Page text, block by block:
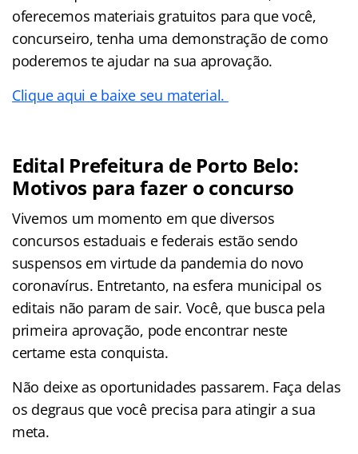
oferecemos materiais gratuitos para que você,
concurseiro, tenha uma demonstração de como
poderemos te ajudar na sua aprovação.
Clique aqui e baixe seu material.
Edital Prefeitura de Porto Belo:
Motivos para fazer o concurso
Vivemos um momento em que diversos
concursos estaduais e federais estão sendo
suspensos em virtude da pandemia do novo
coronavírus. Entretanto, na esfera municipal os
editais não param de sair. Você, que busca pela
primeira aprovação, pode encontrar neste
certame esta conquista.
Não deixe as oportunidades passarem. Faça delas
os degraus que você precisa para atingir a sua
meta.